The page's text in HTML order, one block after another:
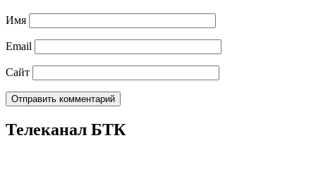
Имя
Email
Сайт
Телеканал БТК